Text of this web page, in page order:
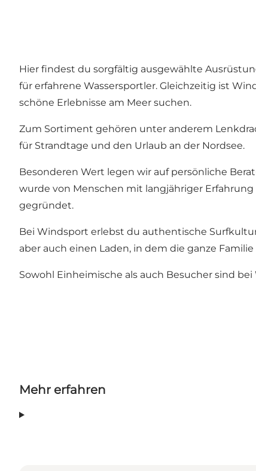
Hier findest du sorgfältig ausgewählte
für erfahrene Wassersportler. Gleichzeitig ist
schöne Erlebnisse am Meer suchen.
Zum Sortiment gehören unter anderem
für Strandtage und den Urlaub an der Nordsee.
Besonderen Wert legen wir auf persönliche
wurde von Menschen mit langjähriger
gegründet.
Bei Windsport erlebst du authentische
aber auch einen Laden, in dem die ganze
Sowohl Einheimische als auch Besucher sind
Mehr erfahren